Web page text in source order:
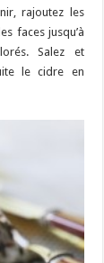
rajoutez les
faces jusqu’à
Salez et
le cidre en